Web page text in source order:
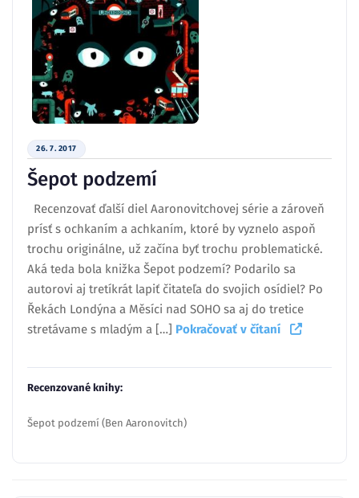
26. 7. 2017
Šepot podzemí
Recenzovať ďalší diel Aaronovitchovej série a zároveň
prísť s ochkaním a achkaním, ktoré by vyznelo aspoň
trochu originálne, už začína byť trochu problematické.
Aká teda bola knižka Šepot podzemí? Podarilo sa
autorovi aj tretíkrát lapiť čitateľa do svojich osídiel? Po
Řekách Londýna a Měsíci nad SOHO sa aj do tretice
stretávame s mladým a […] Pokračovať v čítaní
Recenzované knihy:
Šepot podzemí (Ben Aaronovitch)